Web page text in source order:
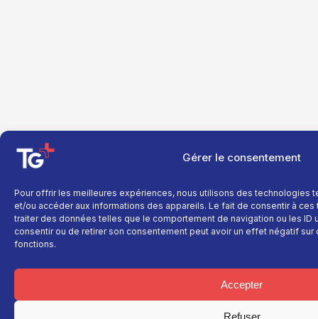
Gérer le consentement
Pour offrir les meilleures expériences, nous utilisons des technologies
et/ou accéder aux informations des appareils. Le fait de consentir à
traiter des données telles que le comportement de navigation ou les ID
consentir ou de retirer son consentement peut avoir un effet négatif
fonctions.
Accepter
Refuser